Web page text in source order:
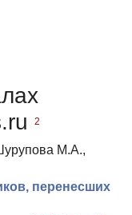
2
М.А.,
перенесших